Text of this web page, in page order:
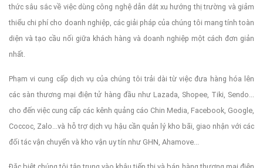
thức sâu sắc về việc dùng công nghệ dẫn dắt xu hướng thị trường và giảm
thiểu chi phí cho doanh nghiệp, các giải pháp của chúng tôi mang tính toàn
diện và tạo cầu nối giữa khách hàng và doanh nghiệp một cách đơn giản
nhất.
Phạm vi cung cấp dịch vụ của chúng tôi trải dài từ việc đưa hàng hóa lên
các sàn thương mại điện tử hàng đầu như Lazada, Shopee, Tiki, Sendo...
cho đến việc cung cấp các kênh quảng cáo Chin Media, Facebook, Google,
Coccoc, Zalo...và hỗ trợ dịch vụ hậu cần quản lý kho bãi, giao nhận với các
đối tác vận chuyển và kho vận uy tín như GHN, Ahamove...